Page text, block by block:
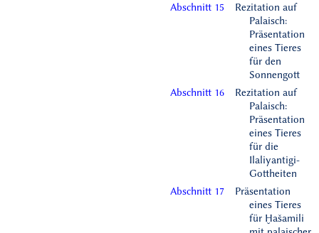
Abschnitt 15
Rezitation auf
Palaisch:
Präsentation
eines Tieres
für den
Sonnengott
Abschnitt 16
Rezitation auf
Palaisch:
Präsentation
eines Tieres
für die
Ilaliyantigi-
Gottheiten
Abschnitt 17
Präsentation
eines Tieres
für Ḫašamili